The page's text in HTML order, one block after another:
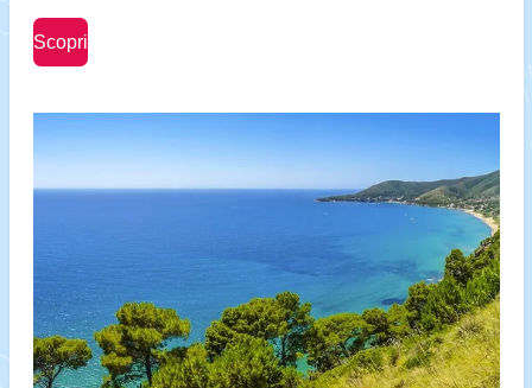
Scopri